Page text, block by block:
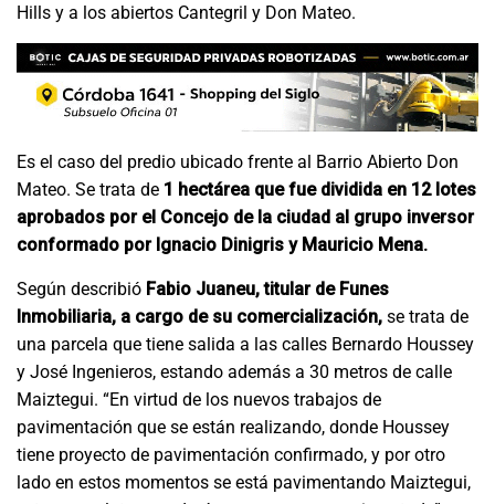
Hills y a los abiertos Cantegril y Don Mateo.
Es el caso del predio ubicado frente al Barrio Abierto Don
Mateo. Se trata de 1 hectárea que fue dividida en 12 lotes
aprobados por el Concejo de la ciudad al grupo inversor
conformado por Ignacio Dinigris y Mauricio Mena.
Según describió Fabio Juaneu, titular de Funes
Inmobiliaria, a cargo de su comercialización, se trata de
una parcela que tiene salida a las calles Bernardo Houssey
y José Ingenieros, estando además a 30 metros de calle
Maiztegui. “En virtud de los nuevos trabajos de
pavimentación que se están realizando, donde Houssey
tiene proyecto de pavimentación confirmado, y por otro
lado en estos momentos se está pavimentando Maiztegui,